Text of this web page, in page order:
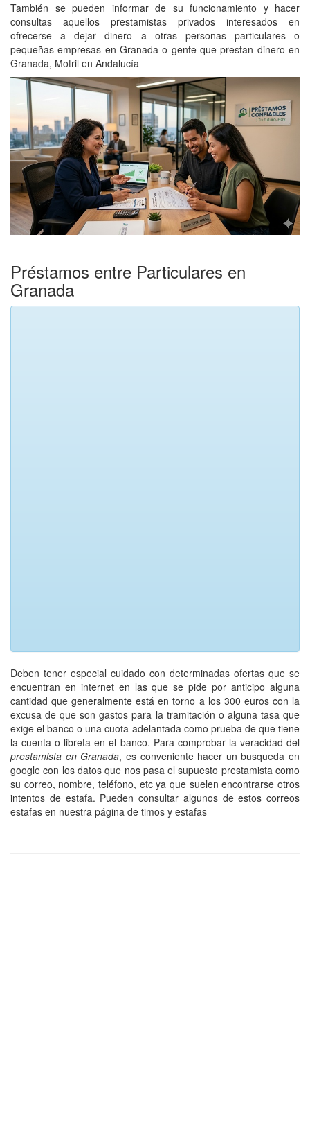
También se pueden informar de su funcionamiento y hacer
consultas aquellos prestamistas privados interesados en
ofrecerse a dejar dinero a otras personas particulares o
pequeñas empresas en Granada o gente que prestan dinero en
Granada, Motril en Andalucía
Préstamos entre Particulares en
Granada
Deben tener especial cuidado con determinadas ofertas que se
encuentran en internet en las que se pide por anticipo alguna
cantidad que generalmente está en torno a los 300 euros con la
excusa de que son gastos para la tramitación o alguna tasa que
exige el banco o una cuota adelantada como prueba de que tiene
la cuenta o libreta en el banco. Para comprobar la veracidad del
prestamista en Granada, es conveniente hacer un busqueda en
google con los datos que nos pasa el supuesto prestamista como
su correo, nombre, teléfono, etc ya que suelen encontrarse otros
intentos de estafa. Pueden consultar algunos de estos correos
estafas en nuestra página de timos y estafas